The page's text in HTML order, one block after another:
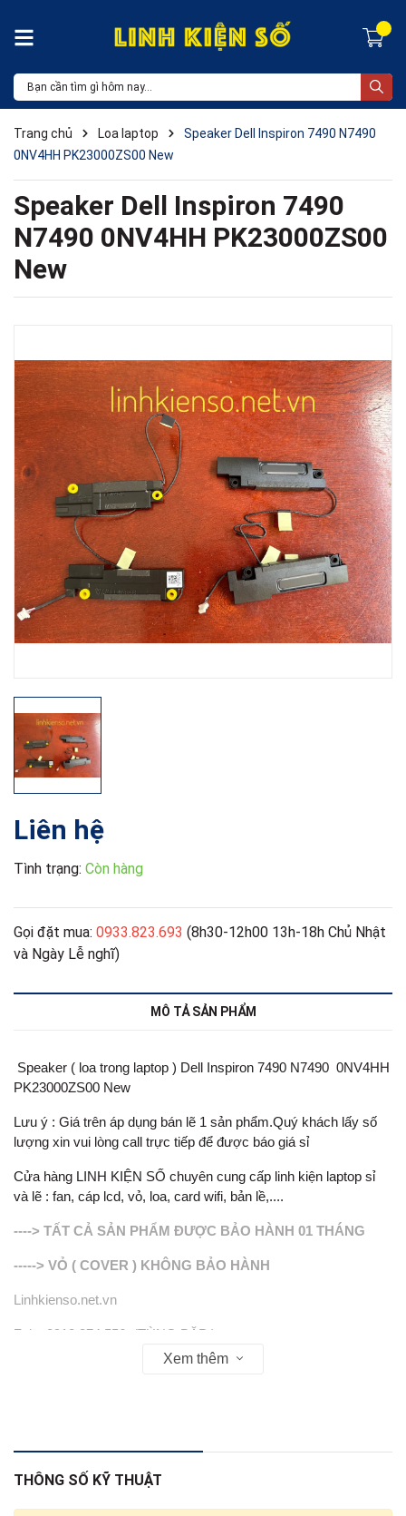
Trang chủ Loa laptop
Speaker Dell Inspiron 7490 N7490
0NV4HH PK23000ZS00 New
Speaker Dell Inspiron 7490
N7490 0NV4HH PK23000ZS00
New
Liên hệ
Tình trạng: Còn hàng
Gọi đặt mua: 0933.823.693 (8h30-12h00 13h-18h Chủ Nhật
và Ngày Lễ nghĩ)
MÔ TẢ SẢN PHẨM
Speaker ( loa trong laptop ) Dell Inspiron 7490 N7490 0NV4HH
PK23000ZS00 New
Lưu ý : Giá trên áp dụng bán lẽ 1 sản phẩm.Quý khách lấy số
lượng xin vui lòng call trực tiếp để được báo giá sỉ
Cửa hàng LINH KIỆN SỐ chuyên cung cấp linh kiện laptop sỉ
và lẽ : fan, cáp lcd, vỏ, loa, card wifi, bản lề,....
----> TẤT CẢ SẢN PHẨM ĐƯỢC BẢO HÀNH 01 THÁNG
-----> VỎ ( COVER ) KHÔNG BẢO HÀNH
Linhkienso.net.vn
Zalo: 0913.374.556 (TÙNG BĂP )
Xem thêm
THÔNG SỐ KỸ THUẬT